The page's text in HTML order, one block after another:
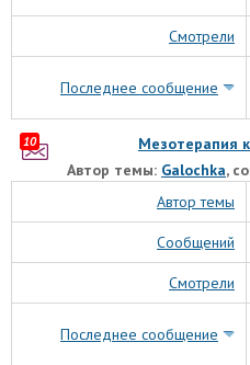
Смотрели
Последнее сообщение
Мезотерапия
Автор темы: Galochka,
10
Автор темы
Сообщений
Смотрели
Последнее сообщение